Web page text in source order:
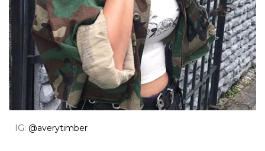
IG: @averytimber